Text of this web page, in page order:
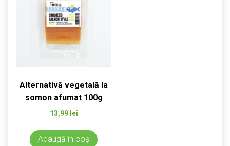
Alternativă vegetală la
somon afumat 100g
13,99 lei
Adaugă în coș